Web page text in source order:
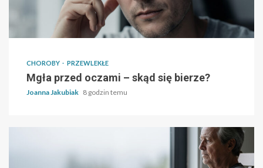
CHOROBY PRZEWLEKŁE
Mgła przed oczami – skąd się bierze?
Joanna Jakubiak 8 godzin temu